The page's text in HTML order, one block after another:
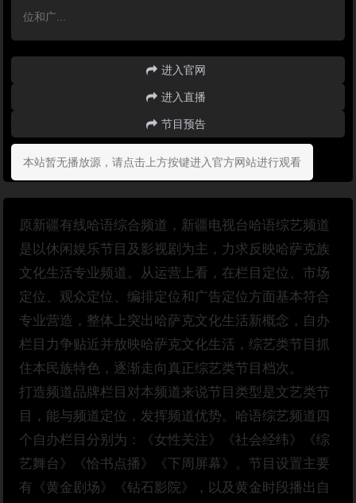
位和广...
进入官网
进入直播
节目预告
本站暂无播放源，请点击上方按键进入官方网站进行观看
原新疆有线哈语综合频道，新疆电视台哈语综艺频道
是以休闲娱乐节目及影视剧为主，力求反映哈萨克族
文化生活专业频道。从运营上看，在栏目定位、市场
定位、观众定位、编排定位和广告定位方面基本符合
专业营造，整体上突出哈萨克文化生活新概念，自办
栏目力争贴近并放映哈萨克文化生活，综艺类节目抓
住本民族特色，逐渐走向真正综艺类节目档次。
打造频道品牌栏目对本频道来说节目类型是文艺类节
目，能与频道定位，发挥频道优势。哈语综艺频道四
个自办栏目分别为：《女性关注》《社会经纬》《综
艺舞台》《恰书点播》《下周屏幕》。节目设置主要
有《黄金剧场》《钻石影院》，以及黄金时段播出自